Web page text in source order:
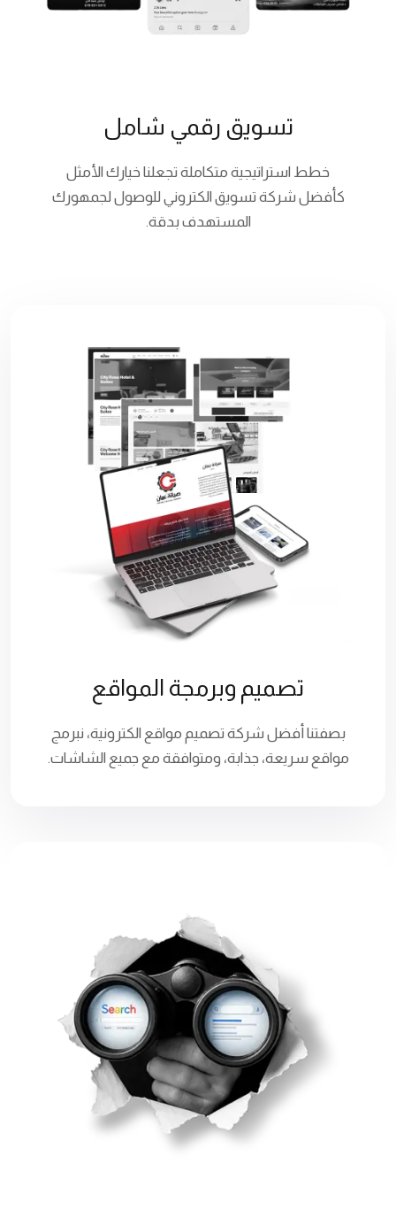
تسويق رقمي شامل
خطط استراتيجية متكاملة تجعلنا خيارك الأمثل
كأفضل شركة تسويق الكتروني للوصول لجمهورك
المستهدف بدقة.
تصميم وبرمجة المواقع
بصفتنا أفضل شركة تصميم مواقع الكترونية، نبرمج
مواقع سريعة، جذابة، ومتوافقة مع جميع الشاشات.